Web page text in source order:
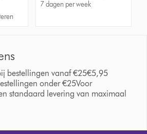
7 dagen per week
bestellingen vanaf €25€5,95
onder €25Voor
standaard levering van maximaal